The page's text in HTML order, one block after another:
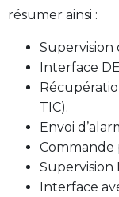
résumer ainsi :
Supervision
Interface
TIC).
Envoi
Commande
Supervision
Interface